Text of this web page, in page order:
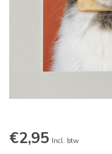
€2,95 Incl. btw